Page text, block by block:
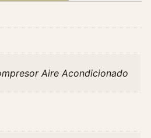
Aire Acondicionado